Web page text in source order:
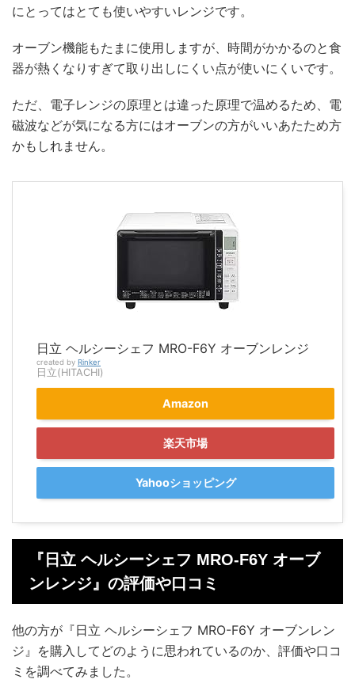
にとってはとても使いやすいレンジです。
オーブン機能もたまに使用しますが、時間がかかるのと食
器が熱くなりすぎて取り出しにくい点が使いにくいです。
ただ、電子レンジの原理とは違った原理で温めるため、電
磁波などが気になる方にはオーブンの方がいいあたため方
かもしれません。
日立 ヘルシーシェフ MRO-F6Y オーブンレンジ
created by Rinker
日立(HITACHI)
Amazon
楽天市場
Yahooショッピング
『日立 ヘルシーシェフ MRO-F6Y オーブ
ンレンジ』の評価や口コミ
他の方が『日立 ヘルシーシェフ MRO-F6Y オーブンレン
ジ』を購入してどのように思われているのか、評価や口コ
ミを調べてみました。